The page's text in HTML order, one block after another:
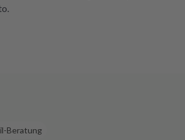
Beratung